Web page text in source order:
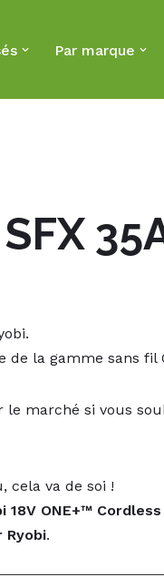
Par marque
la gamme sans fil
le marché si vous
cela va de soi !
18V ONE+™
.